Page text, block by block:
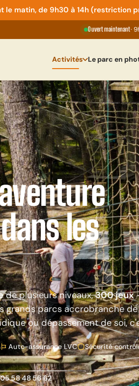
matin, de 9h30 à 14h
Ouvert maintenant·
Activités Le parc en
les
de plusieurs niveaux,300 jeux
grands parcs accrobranche
ou dépassement de soi,
Auto-assurance LVC Sécurité
05 58 48 56 62